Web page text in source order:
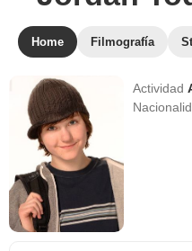
Home Filmografía
Actividad